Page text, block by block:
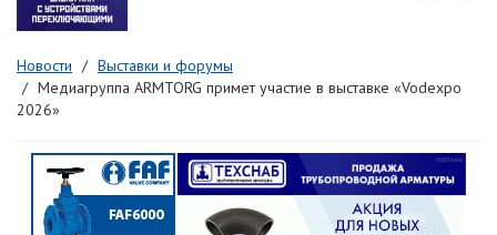
Новости
Выставки и форумы
Медиагруппа ARMTORG примет участие в выставке «Vodexpo
2026»